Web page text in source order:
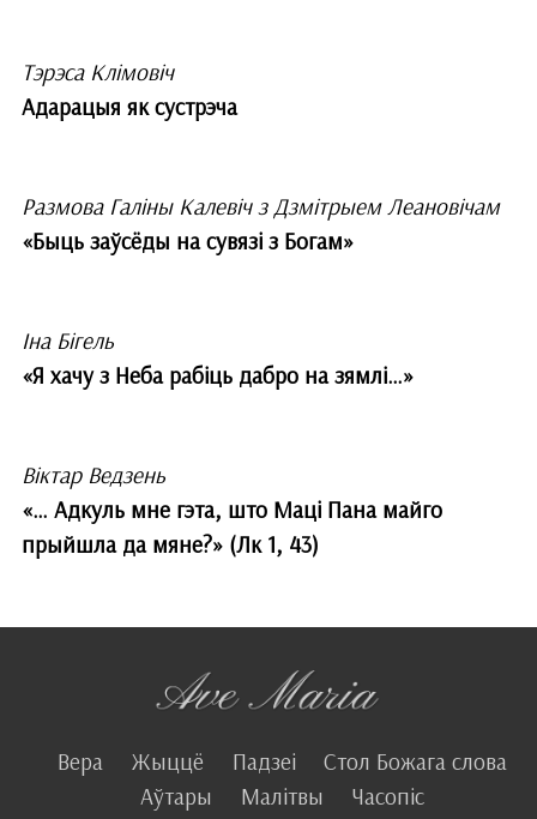
Тэрэса Клімовіч
Адарацыя як сустрэча
Размова Галіны Калевіч з Дзмітрыем Леановічам
«Быць заўсёды на сувязі з Богам»
Іна Бігель
«Я хачу з Неба рабіць дабро на зямлі…»
Віктар Ведзень
«… Адкуль мне гэта, што Маці Пана майго
прыйшла да мяне?» (Лк 1, 43)
Вера Жыццё Падзеі
Стол Божага слова
Аўтары
Малітвы Часопіс